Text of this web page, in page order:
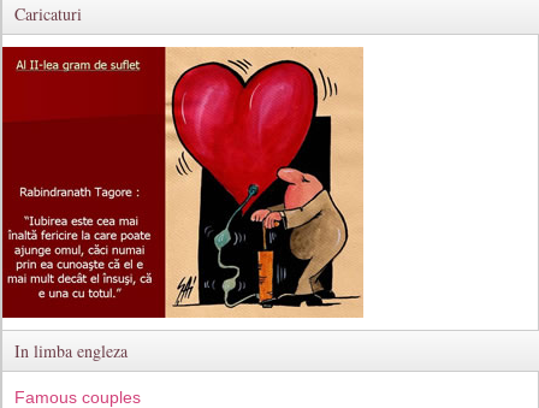
Caricaturi
In limba engleza
Famous couples